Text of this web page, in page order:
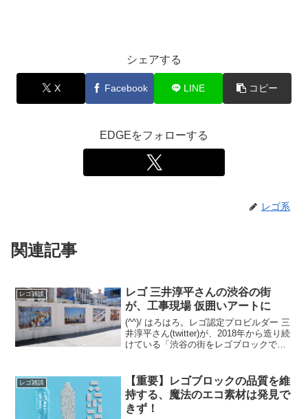
シェアする
X Facebook LINE コピー
EDGEをフォローする
レゴ系
関連記事
レゴ雑談
レゴ 三井淳平さんの渋谷の街
が、工事現場 仮囲いアートに
(^^)/ はろはろ。レゴ認定プロビルダー 三
井淳平さん(twitter)が、2018年から造り続
けている「渋谷の街をレゴブロックでつ
谷の街を歩いていたら、三井さ...
レゴ雑談
【重要】レゴブロックの品質を維
持する、魔法のエコ素材は発見で
きず！